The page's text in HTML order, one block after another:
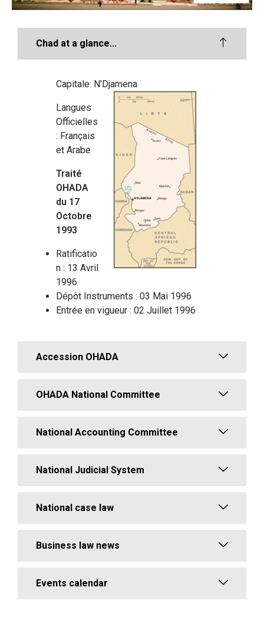
Chad at a glance...
Capitale: N'Djamena
Langues
Officielles
: Français
et Arabe
Traité
OHADA
du 17
Octobre
1993
Ratificatio
n : 13 Avril
1996
Dépôt Instruments : 03 Mai 1996
Entrée en vigueur : 02 Juillet 1996
Accession OHADA
OHADA National Committee
National Accounting Committee
National Judicial System
National case law
Business law news
Events calendar